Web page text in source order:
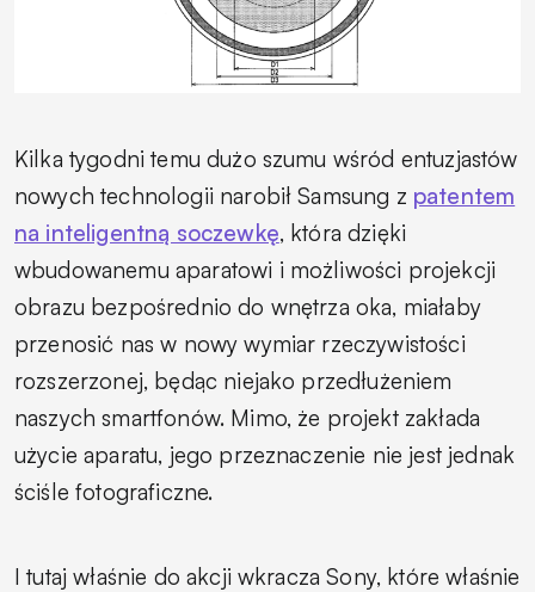
Kilka tygodni temu dużo szumu wśród entuzjastów
nowych technologii narobił Samsung z patentem
na inteligentną soczewkę, która dzięki
wbudowanemu aparatowi i możliwości projekcji
obrazu bezpośrednio do wnętrza oka, miałaby
przenosić nas w nowy wymiar rzeczywistości
rozszerzonej, będąc niejako przedłużeniem
naszych smartfonów. Mimo, że projekt zakłada
użycie aparatu, jego przeznaczenie nie jest jednak
ściśle fotograficzne.
I tutaj właśnie do akcji wkracza Sony, które właśnie